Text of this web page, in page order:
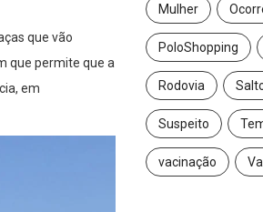
que vão
que permite que a
em
Mulher
PoloShopping
Rodovia
Suspeito
vacinação